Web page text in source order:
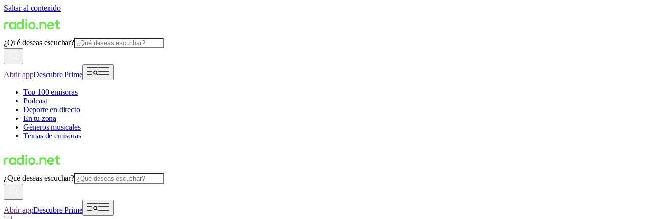
Saltar al contenido
¿Qué deseas escuchar?
Abrir appDescubre Prime
Top 100 emisoras
Podcast
Deporte en directo
En tu zona
Géneros musicales
Temas de emisoras
¿Qué deseas escuchar?
Abrir appDescubre Prime